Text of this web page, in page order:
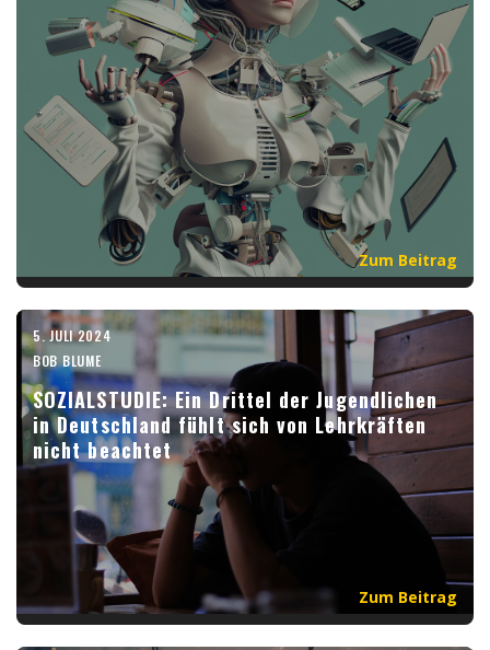
Zum Beitrag
5. JULI 2024
BOB BLUME
SOZIALSTUDIE: Ein Drittel der Jugendlichen
in Deutschland fühlt sich von Lehrkräften
nicht beachtet
Zum Beitrag